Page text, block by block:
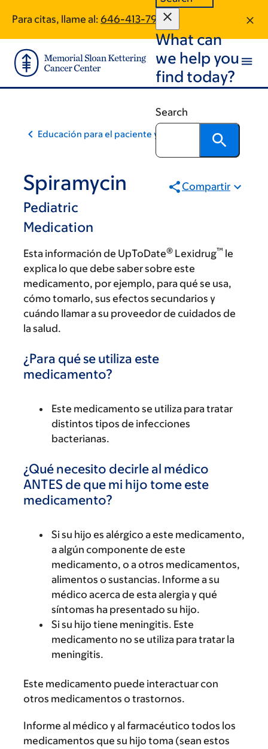
main
content
footer
Para citas, llame al: 646-413-7915
What can
we help you
find today?
Search
Educación para el paciente y la comunidad
Spiramycin
Pediatric
Medication
Compartir
Esta información de UpToDate® Lexidrug™ le
explica lo que debe saber sobre este
medicamento, por ejemplo, para qué se usa,
cómo tomarlo, sus efectos secundarios y
cuándo llamar a su proveedor de cuidados de
la salud.
¿Para qué se utiliza este
medicamento?
Este medicamento se utiliza para tratar
distintos tipos de infecciones
bacterianas.
¿Qué necesito decirle al médico
ANTES de que mi hijo tome este
medicamento?
Si su hijo es alérgico a este medicamento,
a algún componente de este
medicamento, o a otros medicamentos,
alimentos o sustancias. Informe a su
médico acerca de esta alergia y qué
síntomas ha presentado su hijo.
Si su hijo tiene meningitis. Este
medicamento no se utiliza para tratar la
meningitis.
Este medicamento puede interactuar con
otros medicamentos o trastornos.
Informe al médico y al farmacéutico todos los
medicamentos que su hijo toma (sean estos